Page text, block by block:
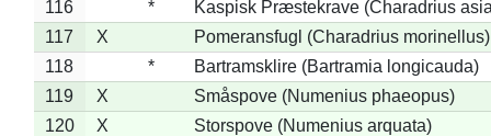
116
*
Kaspisk Præstekrave (Charadrius
117
X
Pomeransfugl (Charadrius morinellus)
118
*
Bartramsklire (Bartramia longicauda)
119
X
Småspove (Numenius phaeopus)
120
X
Storspove (Numenius arquata)